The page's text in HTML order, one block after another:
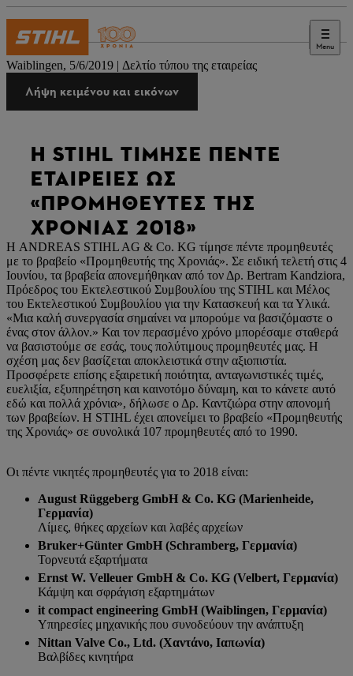
Menu
Τύπος
Waiblingen, 5/6/2019 | Δελτίο τύπου της εταιρείας
Λήψη κειμένου και εικόνων
Η STIHL ΤΊΜΗΣΕ ΠΈΝΤΕ
ΕΤΑΙΡΕΊΕΣ ΩΣ
«ΠΡΟΜΗΘΕΥΤΈΣ ΤΗΣ
ΧΡΟΝΙΆΣ 2018»
Η ANDREAS STIHL AG & Co. KG τίμησε πέντε προμηθευτές
με το βραβείο «Προμηθευτής της Χρονιάς». Σε ειδική τελετή στις 4
Ιουνίου, τα βραβεία απονεμήθηκαν από τον Δρ. Bertram Kandziora,
Πρόεδρος του Εκτελεστικού Συμβουλίου της STIHL και Μέλος
του Εκτελεστικού Συμβουλίου για την Κατασκευή και τα Υλικά.
«Μια καλή συνεργασία σημαίνει να μπορούμε να βασιζόμαστε ο
ένας στον άλλον.» Και τον περασμένο χρόνο μπορέσαμε σταθερά
να βασιστούμε σε εσάς, τους πολύτιμους προμηθευτές μας. Η
σχέση μας δεν βασίζεται αποκλειστικά στην αξιοπιστία.
Προσφέρετε επίσης εξαιρετική ποιότητα, ανταγωνιστικές τιμές,
ευελιξία, εξυπηρέτηση και καινοτόμο δύναμη, και το κάνετε αυτό
εδώ και πολλά χρόνια», δήλωσε ο Δρ. Καντζιώρα στην απονομή
των βραβείων. Η STIHL έχει απονείμει το βραβείο «Προμηθευτής
της Χρονιάς» σε συνολικά 107 προμηθευτές από το 1990.
Οι πέντε νικητές προμηθευτές για το 2018 είναι:
August Rüggeberg GmbH & Co. KG (Marienheide,
Γερμανία)
Λίμες, θήκες αρχείων και λαβές αρχείων
Bruker+Günter GmbH (Schramberg, Γερμανία)
Τορνευτά εξαρτήματα
Ernst W. Velleuer GmbH & Co. KG (Velbert, Γερμανία)
Κάμψη και σφράγιση εξαρτημάτων
it compact engineering GmbH (Waiblingen, Γερμανία)
Υπηρεσίες μηχανικής που συνοδεύουν την ανάπτυξη
Nittan Valve Co., Ltd. (Χαντάνο, Ιαπωνία)
Βαλβίδες κινητήρα